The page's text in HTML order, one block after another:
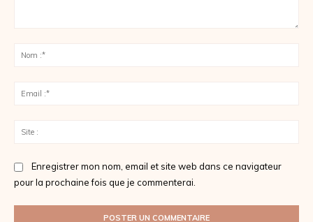
Enregistrer mon nom, email et site web dans ce navigateur
pour la prochaine fois que je commenterai.